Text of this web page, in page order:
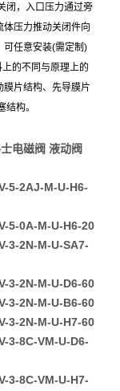
闭，入口压力通过旁
压力推动关闭件向
可任意安装(需定制)
的不同与原理上的
膜片结构、先导膜片
构。
电磁阀 液动阀
5-2AJ-M-U-H6-
5-0A-M-U-H6-20
3-2N-M-U-SA7-
3-2N-M-U-D6-60
3-2N-M-U-B6-60
3-2N-M-U-H7-60
3-8C-VM-U-D6-
3-8C-VM-U-H7-